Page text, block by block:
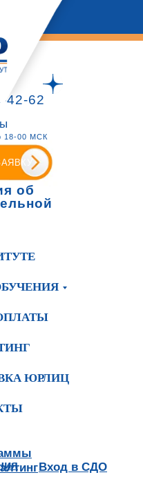
42-62
18-00 МСК
об
ЮРЛИЦ
Вход в СДО